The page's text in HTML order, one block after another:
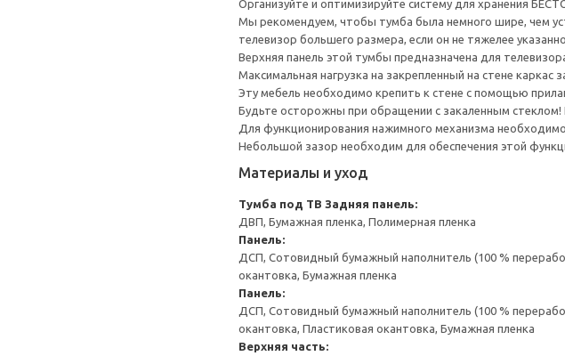
Организуйте и оптимизируйте систему для хранения
Мы рекомендуем, чтобы тумба была немного шире, чем
телевизор большего размера, если он не тяжелее
Верхняя панель этой тумбы предназначена для
Максимальная нагрузка на закрепленный на стене каркас
Эту мебель необходимо крепить к стене с помощью
Будьте осторожны при обращении с закаленным
Для функционирования нажимного механизма
Небольшой зазор необходим для обеспечения этой
Материалы и уход
Тумба под ТВ Задняя панель:
ДВП, Бумажная пленка, Полимерная пленка
Панель:
ДСП, Сотовидный бумажный наполнитель (100 %
окантовка, Бумажная пленка
Панель:
ДСП, Сотовидный бумажный наполнитель (100 %
окантовка, Пластиковая окантовка, Бумажная пленка
Верхняя часть: